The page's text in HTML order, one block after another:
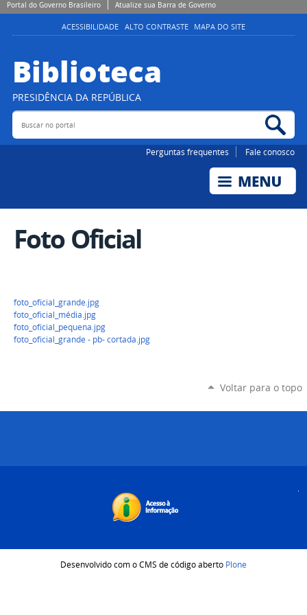
Portal do Governo Brasileiro Atualize sua Barra de Governo
ACESSIBILIDADE ALTO CONTRASTE MAPA DO SITE
Biblioteca
PRESIDÊNCIA DA REPÚBLICA
Buscar no portal
Perguntas frequentes Fale conosco
Foto Oficial
foto_oficial_grande.jpg
foto_oficial_média.jpg
foto_oficial_pequena.jpg
foto_oficial_grande - pb- cortada.jpg
Voltar para o topo
Desenvolvido com o CMS de código aberto Plone